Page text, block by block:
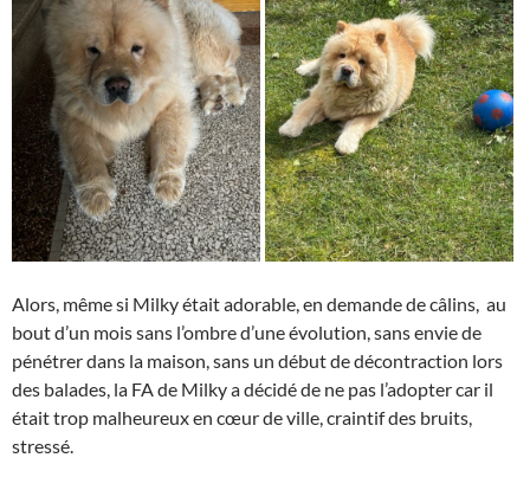
Alors, même si Milky était adorable, en demande de câlins, au
bout d’un mois sans l’ombre d’une évolution, sans envie de
pénétrer dans la maison, sans un début de décontraction lors
des balades, la FA de Milky a décidé de ne pas l’adopter car il
était trop malheureux en cœur de ville, craintif des bruits,
stressé.